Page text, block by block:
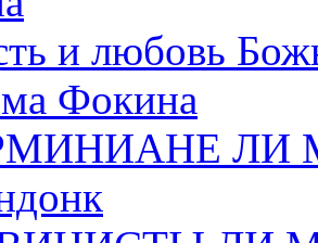
и любовь
Фокина
ЛИ